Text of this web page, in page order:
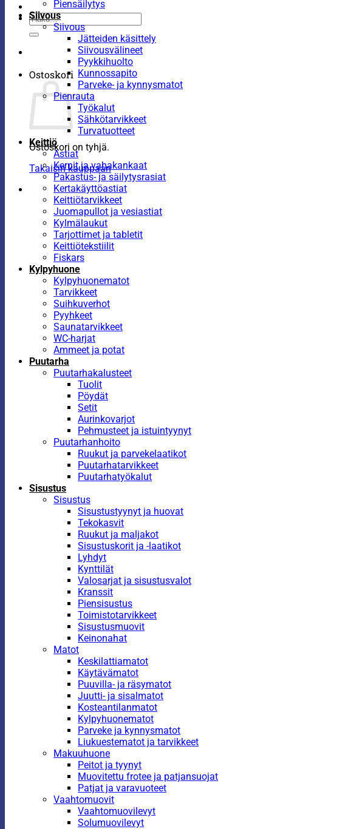
Etsi:
Ostoskori
Ostoskori on tyhjä.
Takaisin kauppaan
Piensäilytys
Siivous
Siivous
Jätteiden käsittely
Siivousvälineet
Pyykkihuolto
Kunnossapito
Parveke- ja kynnysmatot
Pienrauta
Työkalut
Sähkötarvikkeet
Turvatuotteet
Keittiö
Astiat
Kernit ja vahakankaat
Pakastus- ja säilytysrasiat
Kertakäyttöastiat
Keittiötarvikkeet
Juomapullot ja vesiastiat
Kylmälaukut
Tarjottimet ja tabletit
Keittiötekstiilit
Fiskars
Kylpyhuone
Kylpyhuonematot
Tarvikkeet
Suihkuverhot
Pyyhkeet
Saunatarvikkeet
WC-harjat
Ammeet ja potat
Puutarha
Puutarhakalusteet
Tuolit
Pöydät
Setit
Aurinkovarjot
Pehmusteet ja istuintyynyt
Puutarhanhoito
Ruukut ja parvekelaatikot
Puutarhatarvikkeet
Puutarhatyökalut
Sisustus
Sisustus
Sisustustyynyt ja huovat
Tekokasvit
Ruukut ja maljakot
Sisustuskorit ja -laatikot
Lyhdyt
Kynttilät
Valosarjat ja sisustusvalot
Kranssit
Piensisustus
Toimistotarvikkeet
Sisustusmuovit
Keinonahat
Matot
Keskilattiamatot
Käytävämatot
Puuvilla- ja räsymatot
Juutti- ja sisalmatot
Kosteantilanmatot
Kylpyhuonematot
Parveke ja kynnysmatot
Liukuestematot ja tarvikkeet
Makuuhuone
Peitot ja tyynyt
Muovitettu frotee ja patjansuojat
Patjat ja varavuoteet
Vaahtomuovit
Vaahtomuovilevyt
Solumuovilevyt